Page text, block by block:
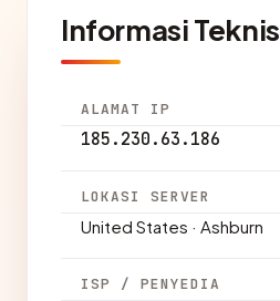
Informasi Teknis
ALAMAT IP
185.230.63.186
LOKASI SERVER
United States · Ashburn
ISP / PENYEDIA